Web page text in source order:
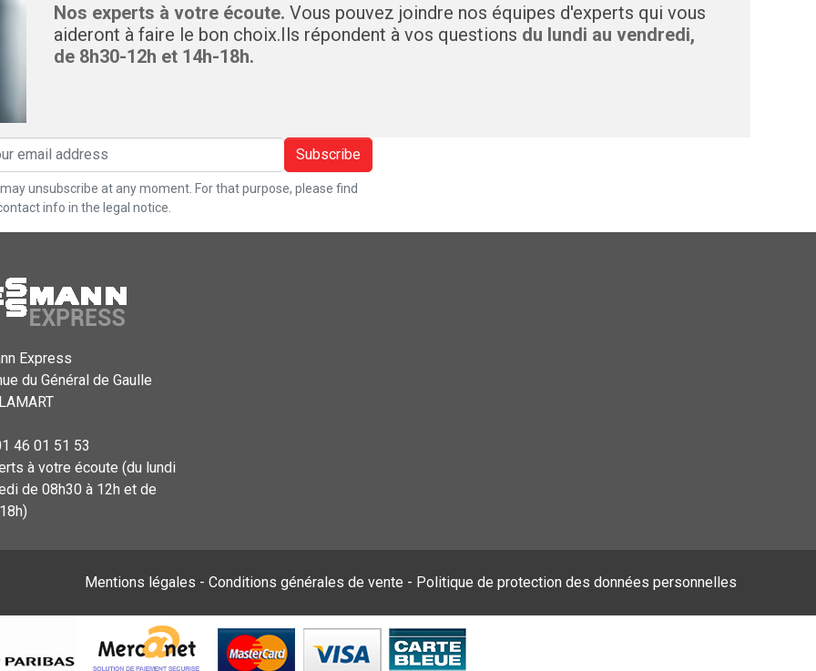
Nos experts à votre écoute. Vous pouvez joindre nos équipes d'experts qui vous
aideront à faire le bon choix.Ils répondent à vos questions du lundi au vendredi,
de 8h30-12h et 14h-18h.
Subscribe
unsubscribe at any moment. For that purpose, please find
info in the legal notice.
Express
du Général de Gaulle
46 01 51 53
à votre écoute (du lundi
de 08h30 à 12h et de
Mentions légales - Conditions générales de vente - Politique de protection des données personnelles